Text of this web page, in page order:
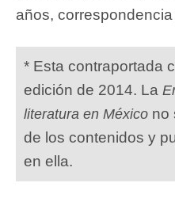
años,
* Esta contraportada
edición de 2014. La
literatura en México no
de los contenidos y
en ella.